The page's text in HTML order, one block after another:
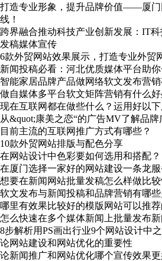
打造专业形象，提升品牌价值——厦门
线！
跨界融合推动科技产业创新发展：IT
发稿媒体宣传
6款外贸网站效果展示，打造专业外贸
新闻投稿必看：河北优质媒体平台助你
智能家居品牌产品做网络软文发布营
做自媒体多平台软文矩阵营销有什么好
现在互联网都在做些什么？运用好以
从&quot;康美之恋“的广告MV了解品牌
目前主流的互联网推广方式有哪些？
10款外贸网站排版与配色分享
在网站设计中色彩要如何选用和搭配？
在厦门选择一家好的网站建设一条龙
想要在新闻网站批量发稿怎么样做比较
软文发布与新闻投稿和品牌营销有哪些
哪里有效果比较好的模版网站可以推荐
怎么快速在多个媒体新闻上批量发布新
8步解析用PS画出行业9个网站设计中
论网站建设和网站优化的重要性
论新闻推广和网站优化哪个宣传效果更